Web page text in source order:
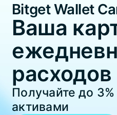
繁體中文
Português (Portugal)
Bahasa Indonesia
ภาษาไทย
हिन्दी
Español
Português (Brasil)
Español (Argentina)
Bitget Wallet
Ваша
расходов
Получайте до 3%
активами